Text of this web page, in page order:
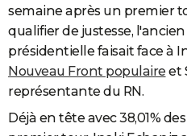
semaine après un premier
qualifier de justesse,
présidentielle faisait face à
Nouveau Front populaire et
représentante du RN.
Déjà en tête avec 38,01%